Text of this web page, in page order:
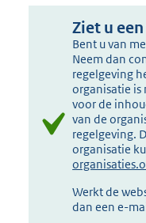
Ziet u
Bent u van
Neem dan
regelgeving
organisatie
voor de
van de
regelgeving.
organisatie
Werkt de
dan een e-